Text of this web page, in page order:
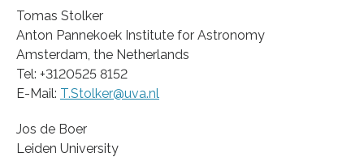
Tomas Stolker
Anton Pannekoek Institute for Astronomy
Amsterdam, the Netherlands
Tel: +3120525 8152
E-Mail: T.Stolker@uva.nl
Jos de Boer
Leiden University